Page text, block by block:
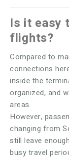
Is it easy
flights?
Compared to
connections
inside the
organized, and
areas.
However,
changing from
still leave
busy travel